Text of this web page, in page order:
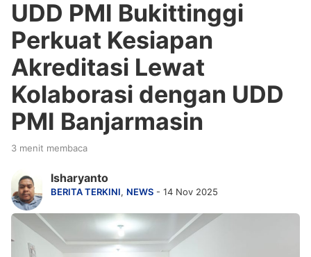
UDD PMI Bukittinggi
Perkuat Kesiapan
Akreditasi Lewat
Kolaborasi dengan UDD
PMI Banjarmasin
3 menit membaca
Isharyanto
BERITA TERKINI, NEWS - 14 Nov 2025